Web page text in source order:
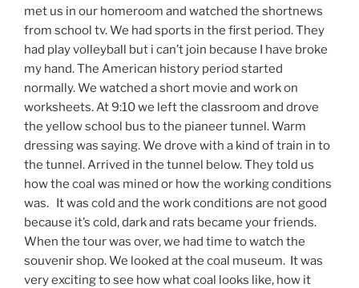
met us in our homeroom and watched the shortnews
from school tv. We had sports in the first period. They
had play volleyball but i can’t join because I have broke
my hand. The American history period started
normally. We watched a short movie and work on
worksheets. At 9:10 we left the classroom and drove
the yellow school bus to the pianeer tunnel. Warm
dressing was saying. We drove with a kind of train in to
the tunnel. Arrived in the tunnel below. They told us
how the coal was mined or how the working conditions
was. It was cold and the work conditions are not good
because it’s cold, dark and rats became your friends.
When the tour was over, we had time to watch the
souvenir shop. We looked at the coal museum. It was
very exciting to see how what coal looks like, how it